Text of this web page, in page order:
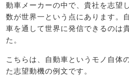
動車メーカーの中で、貴社を志望
数が世界一という点にあります。
車を通して世界に発信できるのは
た。
こちらは、自動車というモノ自体
た志望動機の例文です。